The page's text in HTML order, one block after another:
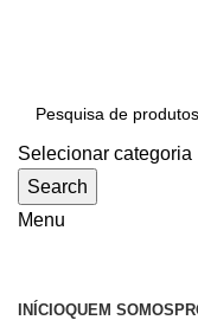
Selecionar categoria
Search
Menu
INÍCIOQUEM SOMOS